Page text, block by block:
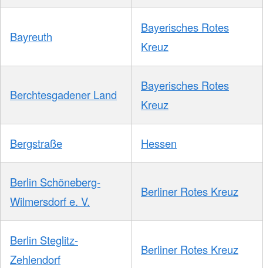
Bayreuth
Bayerisches Rotes
Kreuz
Berchtesgadener Land
Bayerisches Rotes
Kreuz
Bergstraße Hessen
Berlin Schöneberg-
Wilmersdorf e. V.
Berliner Rotes Kreuz
Berlin Steglitz-
Zehlendorf
Berliner Rotes Kreuz